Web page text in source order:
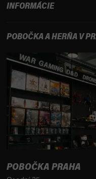
INFORMÁCIE
POBOČKA A HERŇA V
POBOČKA PRAHA